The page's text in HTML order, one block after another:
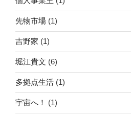
先物市場 (1)
吉野家 (1)
堀江貴文 (6)
多拠点生活 (1)
宇宙へ！ (1)